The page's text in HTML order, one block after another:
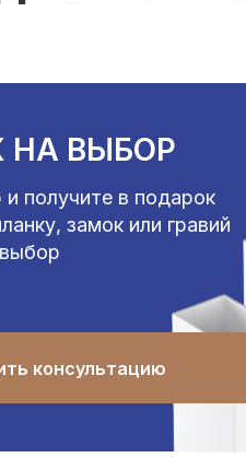
НА ВЫБОР
получите в подарок
замок или гравий
консультацию